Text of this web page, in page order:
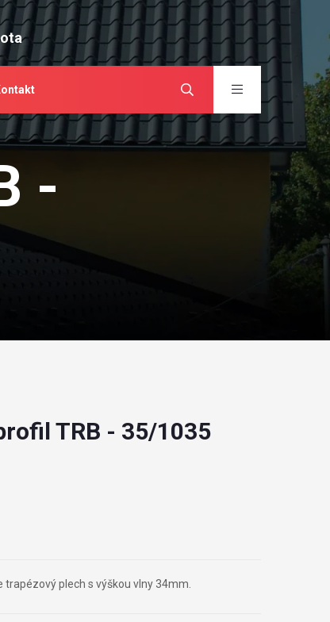
-
TRB - 35/1035
plech s výškou vlny 34mm.